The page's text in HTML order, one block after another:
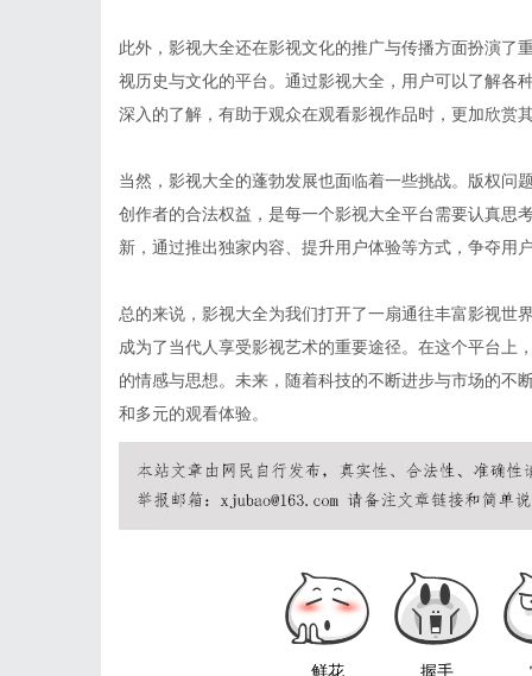
此外，影视大全还在影视文化的推广与传播方面扮演了
视历史与文化的平台。通过影视大全，用户可以了解各
深入的了解，有助于观众在观看影视作品时，更加欣赏
当然，影视大全的蓬勃发展也面临着一些挑战。版权问
创作者的合法权益，是每一个影视大全平台需要认真思
新，通过推出独家内容、提升用户体验等方式，争夺用
总的来说，影视大全为我们打开了一扇通往丰富影视世
成为了当代人享受影视艺术的重要途径。在这个平台上
的情感与思想。未来，随着科技的不断进步与市场的不
和多元的观看体验。
鲜花 握手